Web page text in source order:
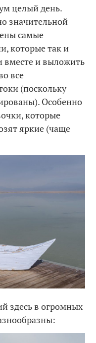
целый день.
значительной
самые
которые так и
вместе и выложить
все
(поскольку
Особенно
которые
яркие (чаще
здесь в огромных